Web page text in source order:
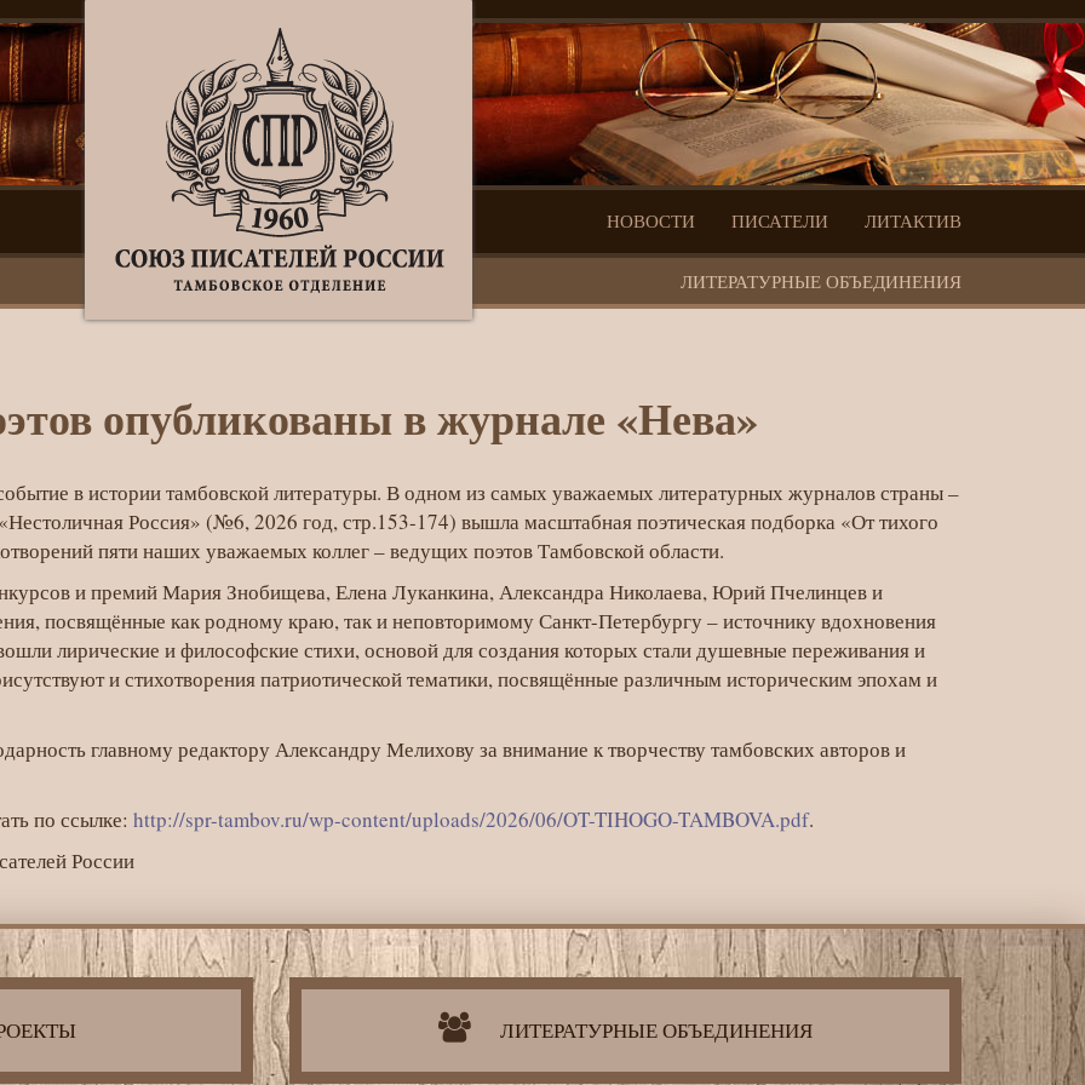
НОВОСТИ ПИСАТЕЛИ ЛИТАКТИВ
ЛИТЕРАТУРНЫЕ ОБЪЕДИНЕНИЯ
опубликованы в журнале «Нева»
в истории тамбовской литературы. В одном из самых уважаемых литературных журналов страны –
Россия» (№6, 2026 год, стр.153-174) вышла масштабная поэтическая подборка «От тихого
пяти наших уважаемых коллег – ведущих поэтов Тамбовской области.
и премий Мария Знобищева, Елена Луканкина, Александра Николаева, Юрий Пчелинцев и
посвящённые как родному краю, так и неповторимому Санкт-Петербургу – источнику вдохновения
лирические и философские стихи, основой для создания которых стали душевные переживания и
и стихотворения патриотической тематики, посвящённые различным историческим эпохам и
главному редактору Александру Мелихову за внимание к творчеству тамбовских авторов и
по ссылке: http://spr-tambov.ru/wp-content/uploads/2026/06/OT-TIHOGO-TAMBOVA.pdf.
России
ЛИТЕРАТУРНЫЕ ОБЪЕДИНЕНИЯ